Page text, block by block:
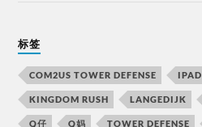
标签
COM2US TOWER DEFENSE IPAD
KINGDOM RUSH LANGEDIJK
Q仔 Q妈 TOWER DEFENSE